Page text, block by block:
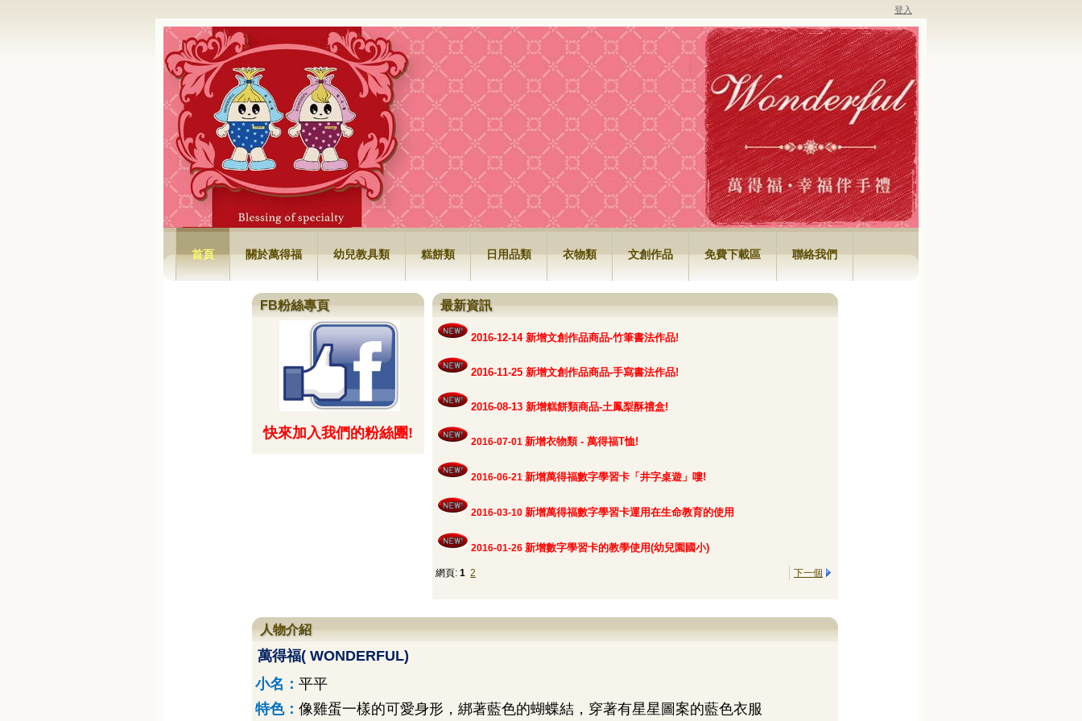
登入
萬得福興業有限公司
首頁 關於萬得福 幼兒教具類 糕餅類 日用品類 衣物類 文創作品 免費下載區 聯絡我們
FB粉絲專頁
快來加入我們的粉絲團!
最新資訊
2016-12-14 新增文創作品商品-竹筆書法作品!
2016-11-25 新增文創作品商品-手寫書法作品!
2016-08-13 新增糕餅類商品-土鳳梨酥禮盒!
2016-07-01 新增衣物類 - 萬得福T恤!
2016-06-21 新增萬得福數字學習卡「井字桌遊」嘍!
2016-03-10 新增萬得福數字學習卡運用在生命教育的使用
2016-01-26 新增數字學習卡的教學使用(幼兒園國小)
網頁: 1 2 下一個
人物介紹
萬得福( WONDERFUL)
小名： 平平
特色： 像雞蛋一樣的可愛身形，綁著藍色的蝴蝶結，穿著有星星圖案的藍色衣服